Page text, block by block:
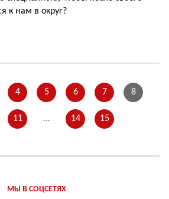
к нам в округ?
4 5 6 7 8
11 … 14 15
МЫ В СОЦСЕТЯХ